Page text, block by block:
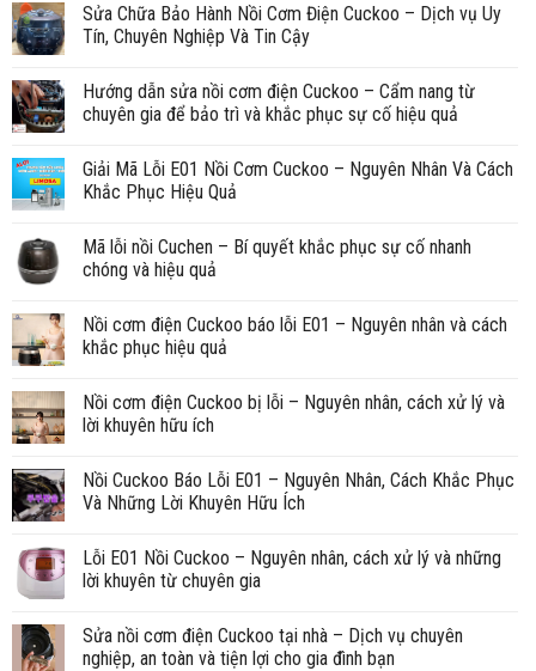
Sửa Chữa Bảo Hành Nồi Cơm Điện Cuckoo – Dịch vụ Uy
Tín, Chuyên Nghiệp Và Tin Cậy
Hướng dẫn sửa nồi cơm điện Cuckoo – Cẩm nang từ
chuyên gia để bảo trì và khắc phục sự cố hiệu quả
Giải Mã Lỗi E01 Nồi Cơm Cuckoo – Nguyên Nhân Và Cách
Khắc Phục Hiệu Quả
Mã lỗi nồi Cuchen – Bí quyết khắc phục sự cố nhanh
chóng và hiệu quả
Nồi cơm điện Cuckoo báo lỗi E01 – Nguyên nhân và cách
khắc phục hiệu quả
Nồi cơm điện Cuckoo bị lỗi – Nguyên nhân, cách xử lý và
lời khuyên hữu ích
Nồi Cuckoo Báo Lỗi E01 – Nguyên Nhân, Cách Khắc Phục
Và Những Lời Khuyên Hữu Ích
Lỗi E01 Nồi Cuckoo – Nguyên nhân, cách xử lý và những
lời khuyên từ chuyên gia
Sửa nồi cơm điện Cuckoo tại nhà – Dịch vụ chuyên
nghiệp, an toàn và tiện lợi cho gia đình bạn